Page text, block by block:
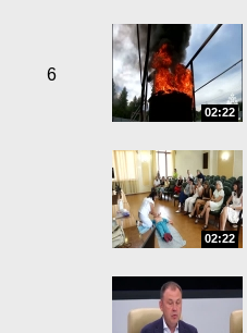
6
02:22
02:22